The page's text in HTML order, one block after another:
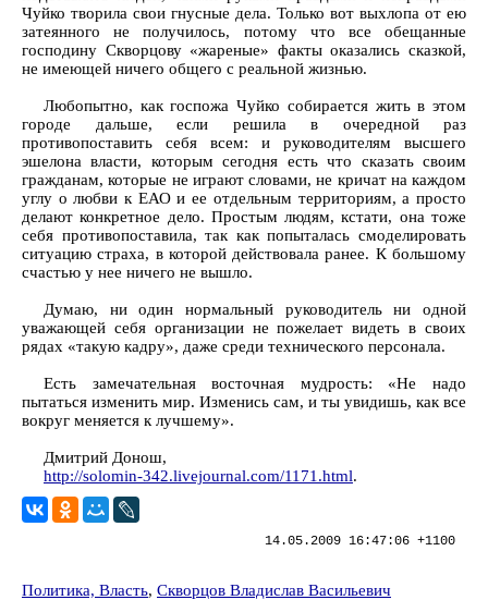
Чуйко творила свои гнусные дела. Только вот выхлопа от ею
затеянного не получилось, потому что все обещанные
господину Скворцову «жареные» факты оказались сказкой,
не имеющей ничего общего с реальной жизнью.
Любопытно, как госпожа Чуйко собирается жить в этом
городе дальше, если решила в очередной раз
противопоставить себя всем: и руководителям высшего
эшелона власти, которым сегодня есть что сказать своим
гражданам, которые не играют словами, не кричат на каждом
углу о любви к ЕАО и ее отдельным территориям, а просто
делают конкретное дело. Простым людям, кстати, она тоже
себя противопоставила, так как попыталась смоделировать
ситуацию страха, в которой действовала ранее. К большому
счастью у нее ничего не вышло.
Думаю, ни один нормальный руководитель ни одной
уважающей себя организации не пожелает видеть в своих
рядах «такую кадру», даже среди технического персонала.
Есть замечательная восточная мудрость: «Не надо
пытаться изменить мир. Изменись сам, и ты увидишь, как все
вокруг меняется к лучшему».
Дмитрий Донош,
http://solomin-342.livejournal.com/1171.html.
14.05.2009 16:47:06 +1100
Политика, Власть, Скворцов Владислав Васильевич